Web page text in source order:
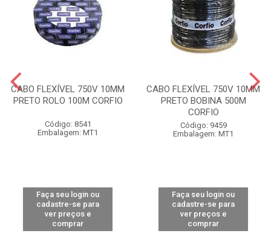
CABO FLEXÍVEL 750V 10MM
PRETO ROLO 100M CORFIO
Código: 8541
Embalagem: MT1
Faça seu login ou
cadastre-se para
ver preços e
comprar
CABO FLEXÍVEL 750V 10MM
PRETO BOBINA 500M
CORFIO
Código: 9459
Embalagem: MT1
Faça seu login ou
cadastre-se para
ver preços e
comprar